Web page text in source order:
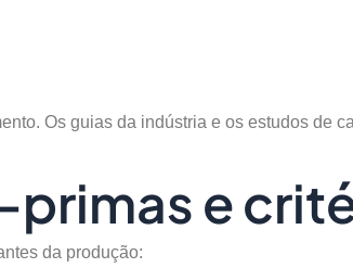
Os guias da indústria e os estudos de
e
da produção: